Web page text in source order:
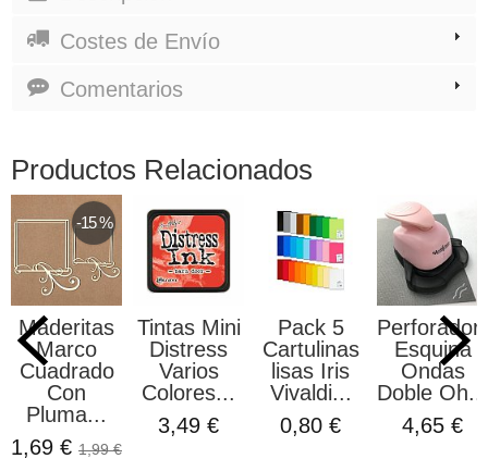
Costes de Envío
Comentarios
Productos Relacionados
-15 %
Maderitas
Marco
Cuadrado
Con
Pluma...
1,69 € 1,99 €
Tintas Mini
Distress
Varios
Colores...
3,49 €
Pack 5
Cartulinas
lisas Iris
Vivaldi...
0,80 €
Esquina
Ondas
Doble Oh...
4,65 €